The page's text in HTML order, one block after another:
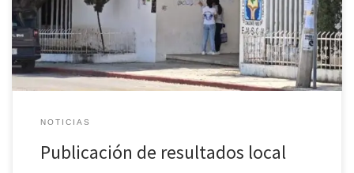
Superior de Chiapas. Por motivos de privacidad, únicamente se
publica la lista de aspirantes aceptados; los aspirantes no
aceptados no se publican
NOTICIAS
Publicación de resultados local